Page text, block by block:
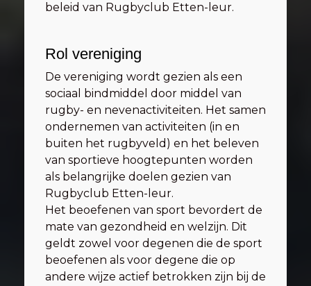
beleid van Rugbyclub Etten-leur.
Rol vereniging
De vereniging wordt gezien als een
sociaal bindmiddel door middel van
rugby- en nevenactiviteiten. Het samen
ondernemen van activiteiten (in en
buiten het rugbyveld) en het beleven
van sportieve hoogtepunten worden
als belangrijke doelen gezien van
Rugbyclub Etten-leur.
Het beoefenen van sport bevordert de
mate van gezondheid en welzijn. Dit
geldt zowel voor degenen die de sport
beoefenen als voor degene die op
andere wijze actief betrokken zijn bij de